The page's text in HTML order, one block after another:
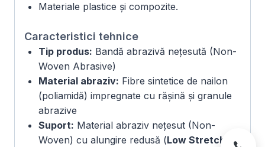
Materiale plastice și compozite.
Caracteristici tehnice
Tip produs: Bandă abrazivă nețesută (Non-
Woven Abrasive)
Material abraziv: Fibre sintetice de nailon
(poliamidă) impregnate cu rășină și granule
abrazive
Suport: Material abraziv nețesut (Non-
Woven) cu alungire redusă (Low Stretch